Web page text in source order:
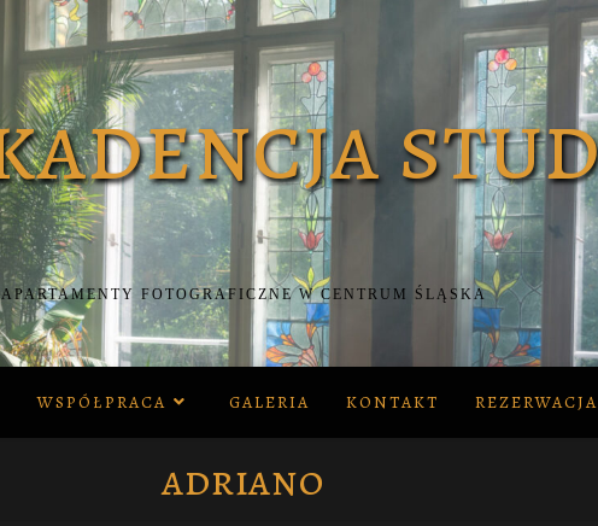
APARTAMENTY FOTOGRAFICZNE W CENTRUM ŚLĄSKA
WSPÓŁPRACA GALERIA KONTAKT REZERWACJA
adriano